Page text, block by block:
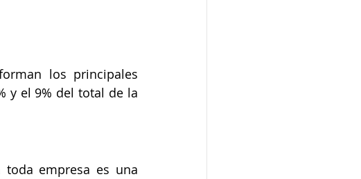
los principales
y el 9% del total de la
empresa es una